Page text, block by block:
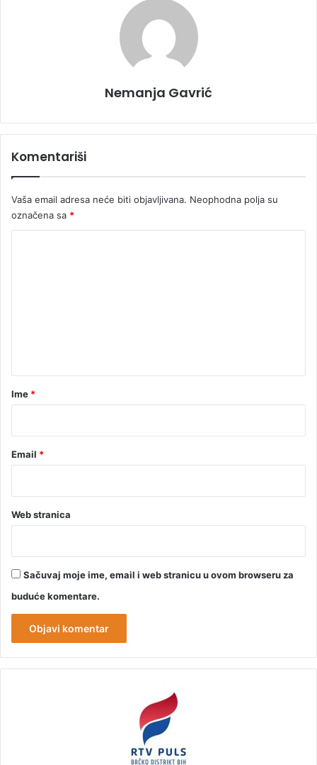
Nemanja Gavrić
Komentariši
Vaša email adresa neće biti objavljivana. Neophodna polja su
označena sa *
rIme *
Email *
Web stranica
Sačuvaj moje ime, email i web stranicu u ovom browseru za
buduće komentare.